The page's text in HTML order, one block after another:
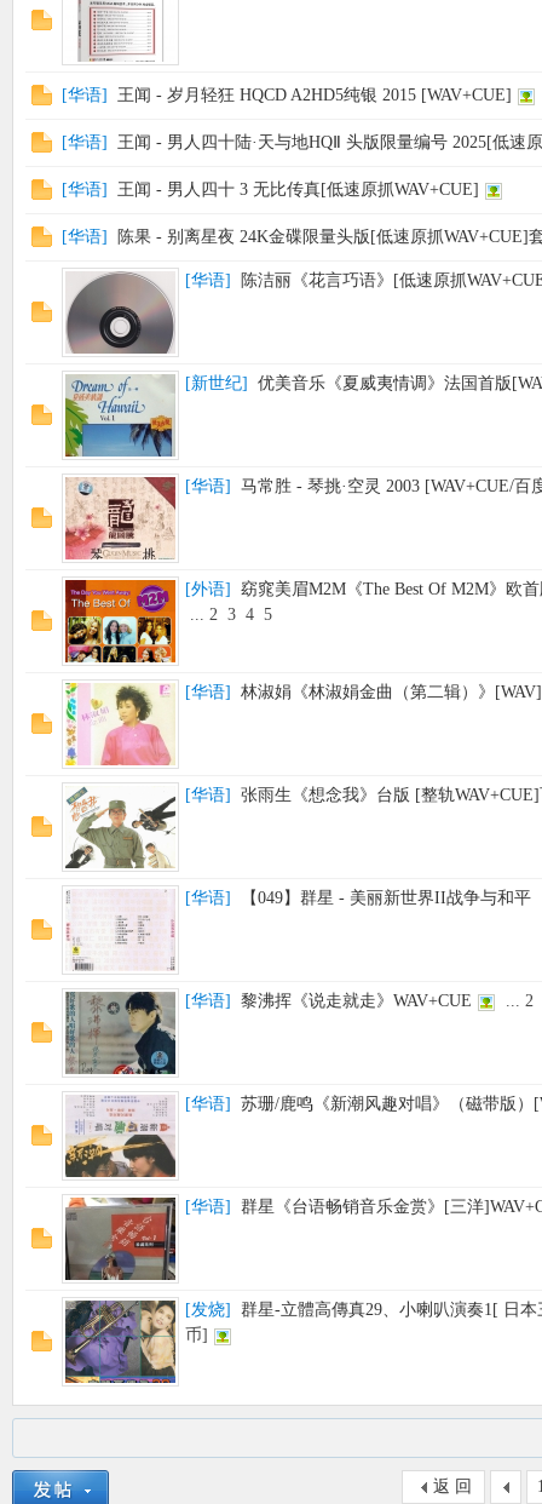
[华语] 王闻 - 岁月轻狂 HQCD A2HD5纯银 2015 [WAV+CUE]
[华语] 王闻 - 男人四十陆·天与地HQⅡ 头版限量编号 2025[低速
[华语] 王闻 - 男人四十 3 无比传真[低速原抓WAV+CUE]
[华语] 陈果 - 别离星夜 24K金碟限量头版[低速原抓WAV+CUE]
[华语] 陈洁丽《花言巧语》[低速原抓
[新世纪] 优美音乐《夏威夷情调》法国首版
[华语] 马常胜 - 琴挑·空灵 2003 [WAV+CUE/百
[外语]
窈窕美眉M2M《The Best Of M2M》欧
... 2 3 4 5
[华语] 林淑娟《林淑娟金曲（第二辑）》
[华语] 张雨生《想念我》台版 [整轨
[华语] 【049】群星 - 美丽新世界II战争与和平
[华语] 黎沸挥《说走就走》WAV+CUE ... 2
[华语] 苏珊/鹿鸣《新潮风趣对唱》（磁带版）
[华语] 群星《台语畅销音乐金赏》[三洋
[发烧]
群星-立體高傳真29、小喇叭演奏1[ 日本
币]
返 回